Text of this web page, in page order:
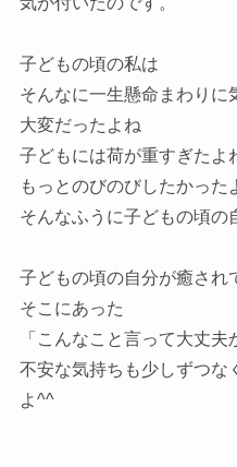
子どもの頃の私は
そんなに一生懸命まわりに
大変だったよね
子どもには荷が重すぎたよ
もっとのびのびしたかった
そんなふうに子どもの頃の
子どもの頃の自分が癒され
そこにあった
「こんなこと言って大丈夫
不安な気持ちも少しずつな
よ^^